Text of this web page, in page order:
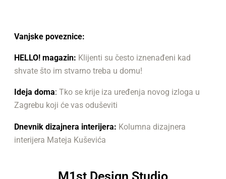
Vanjske poveznice:
HELLO! magazin: Klijenti su često iznenađeni kad
shvate što im stvarno treba u domu!
Ideja doma: Tko se krije iza uređenja novog izloga u
Zagrebu koji će vas oduševiti
Dnevnik dizajnera interijera: Kolumna dizajnera
interijera Mateja Kuševića